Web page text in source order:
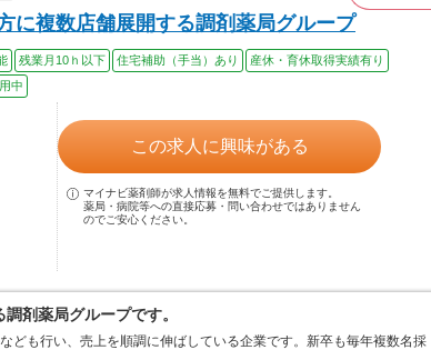
に複数店舗展開する調剤薬局グループ
残業月10ｈ以下 住宅補助（手当）あり
産休・育休取得実績有り
中
この求人に興味がある
マイナビ薬剤師が求人情報を無料でご提供します。
薬局・病院等への直接応募・問い合わせではありません
のでご安心ください。
剤薬局グループです。
ども行い、売上を順調に伸ばしている企業です。新卒も毎年複数名採